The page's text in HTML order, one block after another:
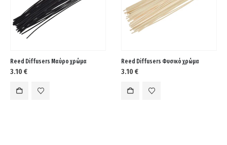
Reed Diffusers Μαύρο χρώμα
3.10 €
Reed Diffusers Φυσικό χρώμα
3.10 €